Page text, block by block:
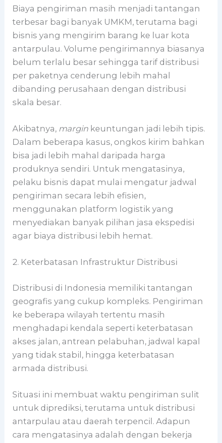
Biaya pengiriman masih menjadi tantangan
terbesar bagi banyak UMKM, terutama bagi
bisnis yang mengirim barang ke luar kota
antarpulau. Volume pengirimannya biasanya
belum terlalu besar sehingga tarif distribusi
per paketnya cenderung lebih mahal
dibanding perusahaan dengan distribusi
skala besar.
Akibatnya, margin keuntungan jadi lebih tipis.
Dalam beberapa kasus, ongkos kirim bahkan
bisa jadi lebih mahal daripada harga
produknya sendiri. Untuk mengatasinya,
pelaku bisnis dapat mulai mengatur jadwal
pengiriman secara lebih efisien,
menggunakan platform logistik yang
menyediakan banyak pilihan jasa ekspedisi
agar biaya distribusi lebih hemat.
2. Keterbatasan Infrastruktur Distribusi
Distribusi di Indonesia memiliki tantangan
geografis yang cukup kompleks. Pengiriman
ke beberapa wilayah tertentu masih
menghadapi kendala seperti keterbatasan
akses jalan, antrean pelabuhan, jadwal kapal
yang tidak stabil, hingga keterbatasan
armada distribusi.
Situasi ini membuat waktu pengiriman sulit
untuk diprediksi, terutama untuk distribusi
antarpulau atau daerah terpencil. Adapun
cara mengatasinya adalah dengan bekerja